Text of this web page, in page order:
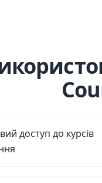
доступ до курсів